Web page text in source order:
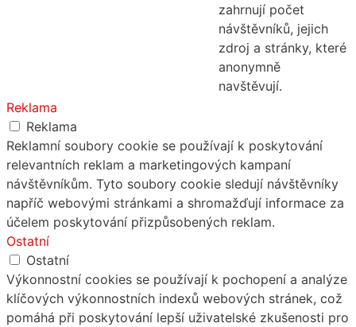
zahrnují počet
návštěvníků, jejich
zdroj a stránky, které
anonymně
navštěvují.
Reklama
Reklama
Reklamní soubory cookie se používají k poskytování
relevantních reklam a marketingových kampaní
návštěvníkům. Tyto soubory cookie sledují návštěvníky
napříč webovými stránkami a shromažďují informace za
účelem poskytování přizpůsobených reklam.
Ostatní
Ostatní
Výkonnostní cookies se používají k pochopení a analýze
klíčových výkonnostních indexů webových stránek, což
pomáhá při poskytování lepší uživatelské zkušenosti pro